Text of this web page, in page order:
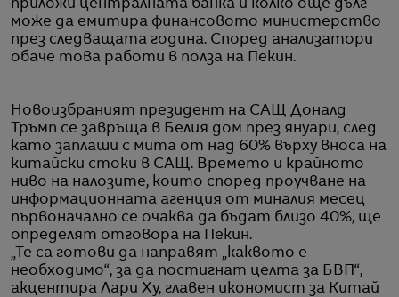
приложи централната банка и колко още дълг
може да емитира финансовото министерство
през следващата година. Според анализатори
обаче това работи в полза на Пекин.
Новоизбраният президент на САЩ Доналд
Тръмп се завръща в Белия дом през януари, след
като заплаши с мита от над 60% върху вноса на
китайски стоки в САЩ. Времето и крайното
ниво на налозите, които според проучване на
информационната агенция от миналия месец
първоначално се очаква да бъдат близо 40%, ще
определят отговора на Пекин.
„Те са готови да направят „каквото е
необходимо“, за да постигнат целта за БВП“,
акцентира Лари Ху, главен икономист за Китай